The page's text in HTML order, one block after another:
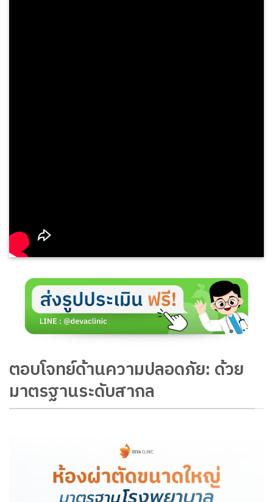
ตอบโจทย์ด้านความปลอดภัย: ด้วย
มาตรฐานระดับสากล